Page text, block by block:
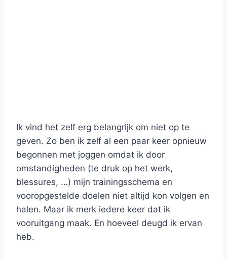
Ik vind het zelf erg belangrijk om niet op te
geven. Zo ben ik zelf al een paar keer opnieuw
begonnen met joggen omdat ik door
omstandigheden (te druk op het werk,
blessures, …) mijn trainingsschema en
vooropgestelde doelen niet altijd kon volgen en
halen. Maar ik merk iedere keer dat ik
vooruitgang maak. En hoeveel deugd ik ervan
heb.